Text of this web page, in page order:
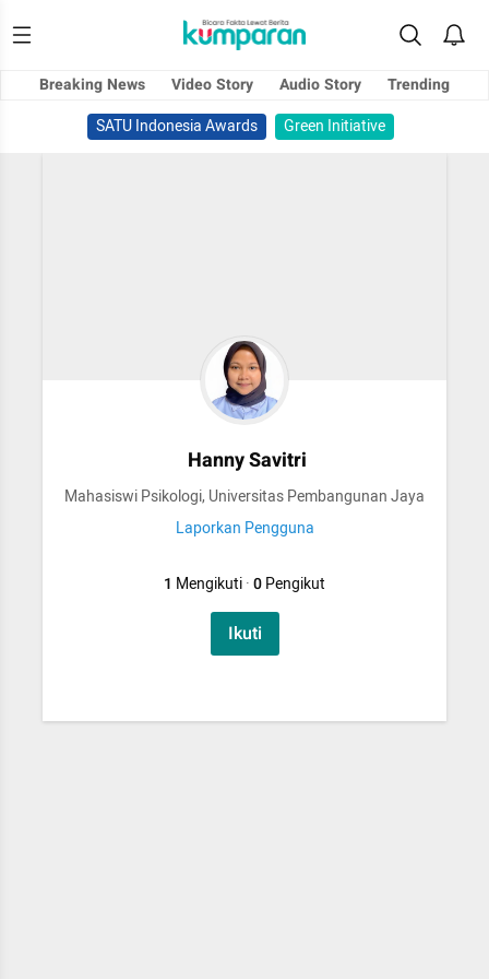
Breaking News Video Story Audio Story
Trending
SATU Indonesia Awards
Green Initiative
Hanny Savitri
Mahasiswi Psikologi, Universitas Pembangunan Jaya
Laporkan Pengguna
1 Mengikuti·0Pengikut
Ikuti